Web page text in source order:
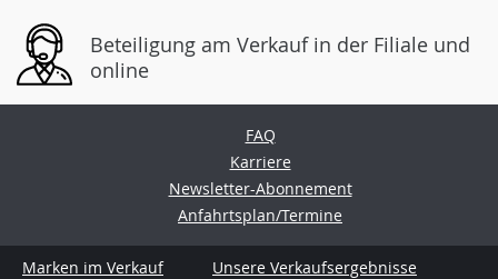
Beteiligung am Verkauf in der Filiale und
online
FAQ
Karriere
Newsletter-Abonnement
Anfahrtsplan/Termine
Marken im Verkauf Unsere Verkaufsergebnisse